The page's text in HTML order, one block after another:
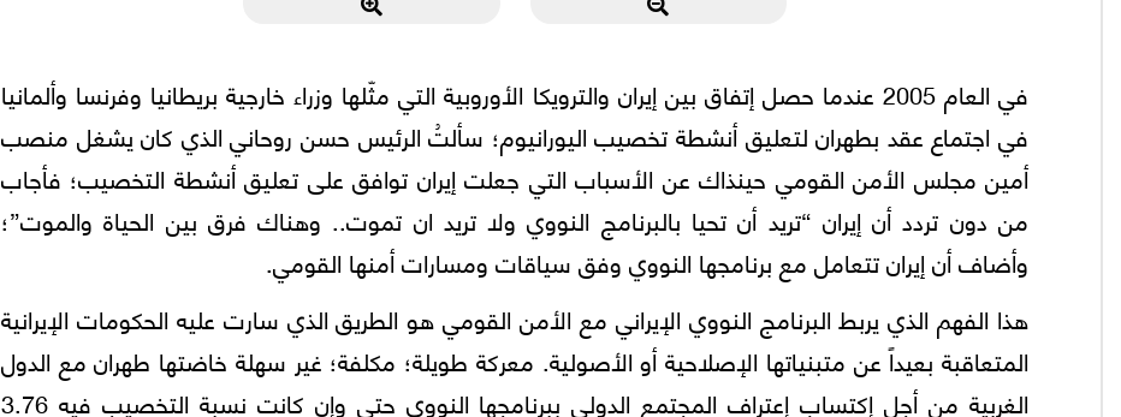
في العام 2005 عندما حصل إتفاق بين إيران والترويكا الأوروبية التي مثّلها وزراء خارجية بريطانيا وفرنسا وألمانيا
في اجتماع عقد بطهران لتعليق أنشطة تخصيب اليورانيوم؛ سألتُ الرئيس حسن روحاني الذي كان يشغل منصب
أمين مجلس الأمن القومي حينذاك عن الأسباب التي جعلت إيران توافق على تعليق أنشطة التخصيب؛ فأجاب
من دون تردد أن إيران “تريد أن تحيا بالبرنامج النووي ولا تريد ان تموت.. وهناك فرق بين الحياة والموت”؛
وأضاف أن إيران تتعامل مع برنامجها النووي وفق سياقات ومسارات أمنها القومي.
هذا الفهم الذي يربط البرنامج النووي الإيراني مع الأمن القومي هو الطريق الذي سارت عليه الحكومات الإيرانية
المتعاقبة بعيداً عن متبنياتها الإصلاحية أو الأصولية. معركة طويلة؛ مكلفة؛ غير سهلة خاضتها طهران مع الدول
الغربية من أجل إكتساب إعتراف المجتمع الدولي ببرنامجها النووي حتی وإن كانت نسبة التخصيب فيه 3.76